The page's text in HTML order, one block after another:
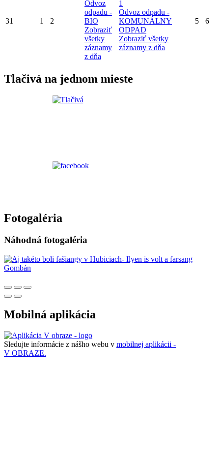
31 1 2
Odvoz
odpadu -
BIO
Zobraziť
všetky
záznamy
z dňa
1
Odvoz odpadu -
KOMUNÁLNY
ODPAD
Zobraziť všetky
záznamy z dňa
5 6
Tlačivá na jednom mieste
Fotogaléria
Náhodná fotogaléria
Mobilná aplikácia
Sledujte informácie z nášho webu v mobilnej aplikácii -
V OBRAZE.